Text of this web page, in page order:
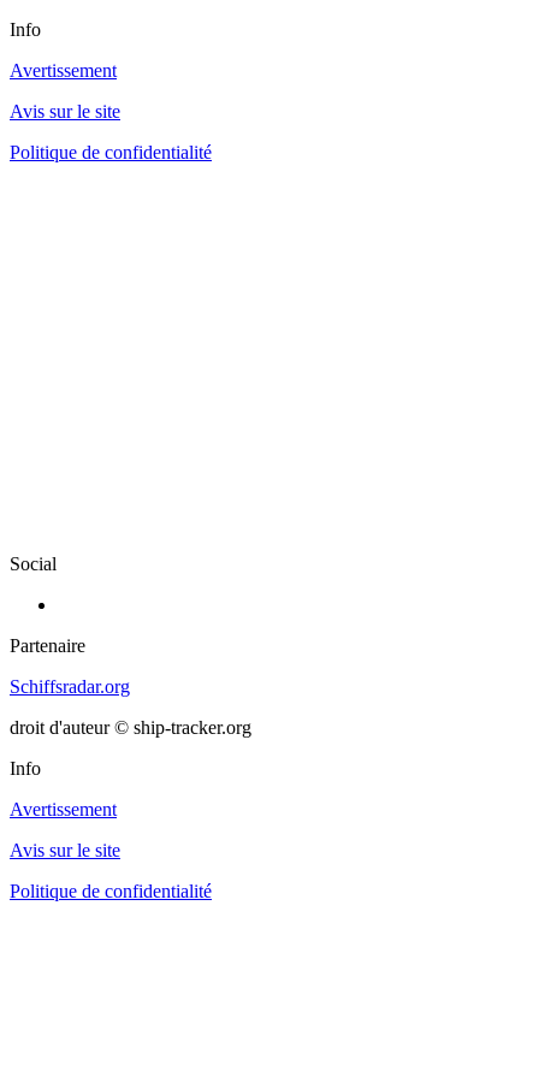
Info
Avertissement
Avis sur le site
Politique de confidentialité
Social
Partenaire
Schiffsradar.org
droit d'auteur © ship-tracker.org
Info
Avertissement
Avis sur le site
Politique de confidentialité